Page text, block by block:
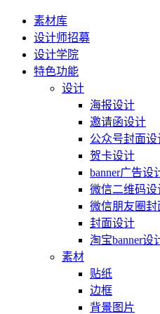
素材库
设计师招募
设计学院
特色功能
设计
海报设计
邀请函设计
公众号封面设
贺卡设计
banner广告设
微信二维码设
微信朋友圈封
封面设计
淘宝banner设
素材
贴纸
边框
背景图片